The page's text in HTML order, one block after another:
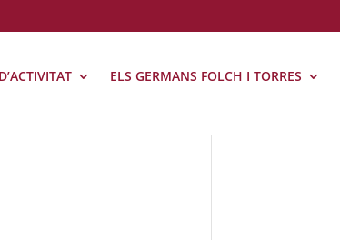
ELS GERMANS FOLCH I TORRES